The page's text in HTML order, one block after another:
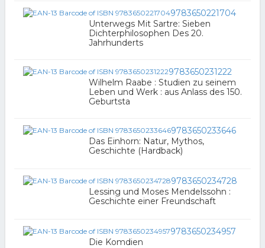
9783650221704
Unterwegs Mit Sartre: Sieben
Dichterphilosophen Des 20.
Jahrhunderts
9783650231222
Wilhelm Raabe : Studien zu seinem
Leben und Werk : aus Anlass des 150.
Geburtsta
9783650233646
Das Einhorn: Natur, Mythos,
Geschichte (Hardback)
9783650234728
Lessing und Moses Mendelssohn :
Geschichte einer Freundschaft
9783650234957
Die Komdien